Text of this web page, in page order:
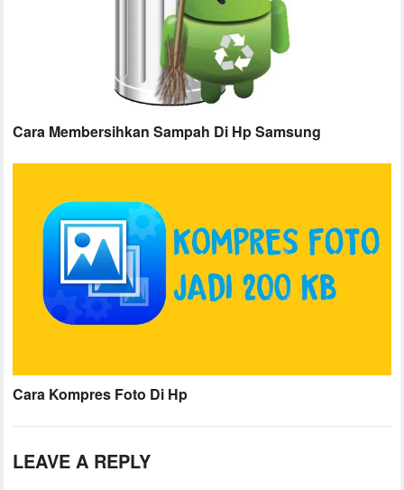
Cara Membersihkan Sampah Di Hp Samsung
Cara Kompres Foto Di Hp
LEAVE A REPLY